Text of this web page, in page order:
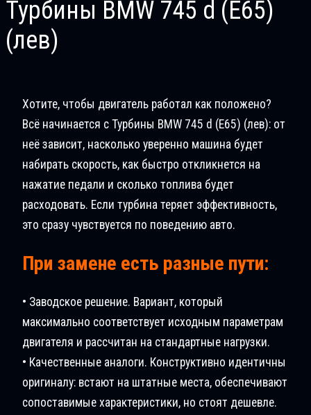
Турбины BMW 745 d (E65)
(лев)
Хотите, чтобы двигатель работал как положено?
Всё начинается с Турбины BMW 745 d (E65) (лев): от
неё зависит, насколько уверенно машина будет
набирать скорость, как быстро откликнется на
нажатие педали и сколько топлива будет
расходовать. Если турбина теряет эффективность,
это сразу чувствуется по поведению авто.
При замене есть разные пути:
• Заводское решение. Вариант, который
максимально соответствует исходным параметрам
двигателя и рассчитан на стандартные нагрузки.
• Качественные аналоги. Конструктивно идентичны
оригиналу: встают на штатные места, обеспечивают
сопоставимые характеристики, но стоят дешевле.